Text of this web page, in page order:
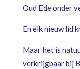
Oud Ede onder
En elk nieuw lid
Maar het is
verkrijgbaar bij